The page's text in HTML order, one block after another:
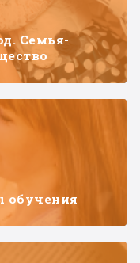
Семья-
обучения